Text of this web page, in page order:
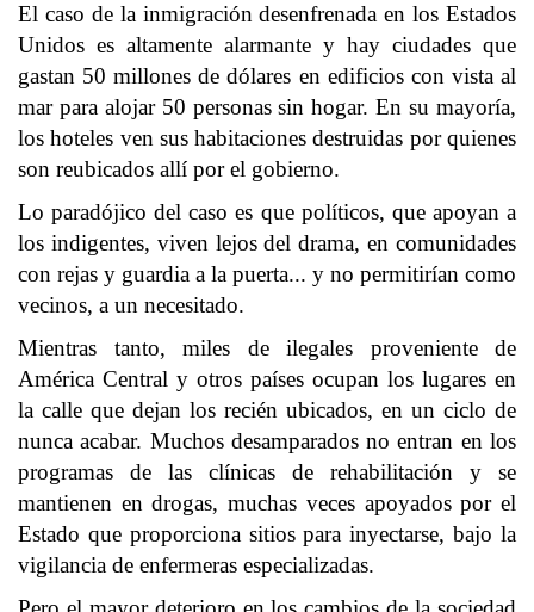
El caso de la inmigración desenfrenada en los Estados
Unidos es altamente alarmante y hay ciudades que
gastan 50 millones de dólares en edificios con vista al
mar para alojar 50 personas sin hogar. En su mayoría,
los hoteles ven sus habitaciones destruidas por quienes
son reubicados allí por el gobierno.
Lo paradójico del caso es que políticos, que apoyan a
los indigentes, viven lejos del drama, en comunidades
con rejas y guardia a la puerta... y no permitirían como
vecinos, a un necesitado.
Mientras tanto, miles de ilegales proveniente de
América Central y otros países ocupan los lugares en
la calle que dejan los recién ubicados, en un ciclo de
nunca acabar. Muchos desamparados no entran en los
programas de las clínicas de rehabilitación y se
mantienen en drogas, muchas veces apoyados por el
Estado que proporciona sitios para inyectarse, bajo la
vigilancia de enfermeras especializadas.